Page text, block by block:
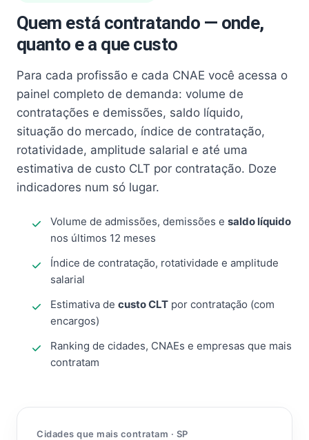
Quem está contratando — onde,
quanto e a que custo
Para cada profissão e cada CNAE você acessa o
painel completo de demanda: volume de
contratações e demissões, saldo líquido,
situação do mercado, índice de contratação,
rotatividade, amplitude salarial e até uma
estimativa de custo CLT por contratação. Doze
indicadores num só lugar.
Volume de admissões, demissões e saldo líquido
nos últimos 12 meses
Índice de contratação, rotatividade e amplitude
salarial
Estimativa de custo CLT por contratação (com
encargos)
Ranking de cidades, CNAEs e empresas que mais
contratam
Cidades que mais contratam · SP